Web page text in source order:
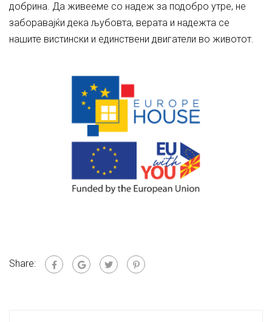
добрина. Да живееме со надеж за подобро утре, не
заборавајќи дека љубовта, верата и надежта се
нашите вистински и единствени двигатели во животот.
Share: